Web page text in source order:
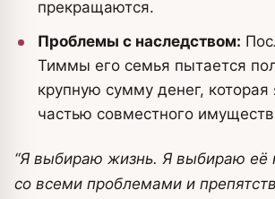
прекращаются.
Проблемы с наследством:
Тиммы его семья пытается
крупную сумму денег, которая
частью совместного
“Я выбираю жизнь. Я выбираю её
со всеми проблемами и